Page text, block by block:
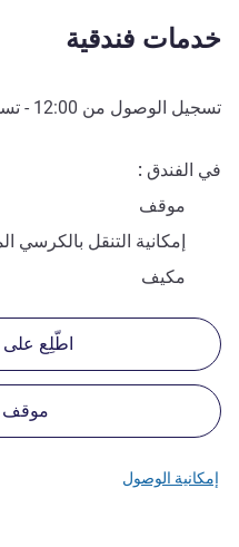
خدمات فندقية
تسجيل الوصول من 12:00
-
في الفندق
موقف
إمكانية التنقل بالكرسي
مكيف
اطّلِع على
موقف
إمكانية الوصول